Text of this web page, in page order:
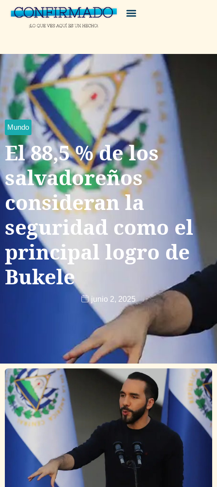
Mundo
El 88,5 % de los
salvadoreños
consideran la
seguridad como el
principal logro de
Bukele
junio 2, 2025